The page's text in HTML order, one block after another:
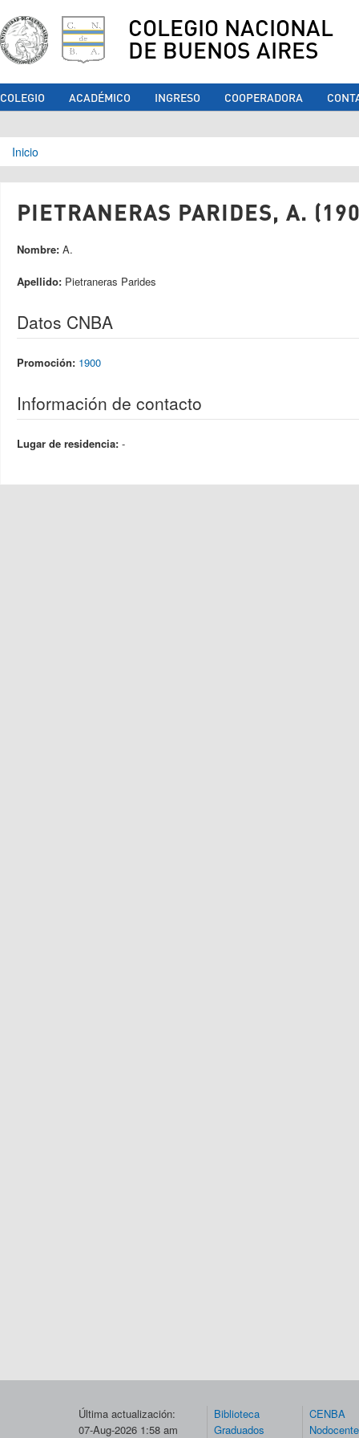
COLEGIO NACIONAL
DE BUENOS AIRES
COLEGIO ACADÉMICO INGRESO COOPERADORA
Se encuentra usted aquí
Inicio
PIETRANERAS PARIDES, A.
Nombre: A.
Apellido: Pietraneras Parides
Datos CNBA
Promoción: 1900
Información de contacto
Lugar de residencia: -
Última actualización:
07-Aug-2026 1:58 am
Biblioteca
Graduados
CENBA